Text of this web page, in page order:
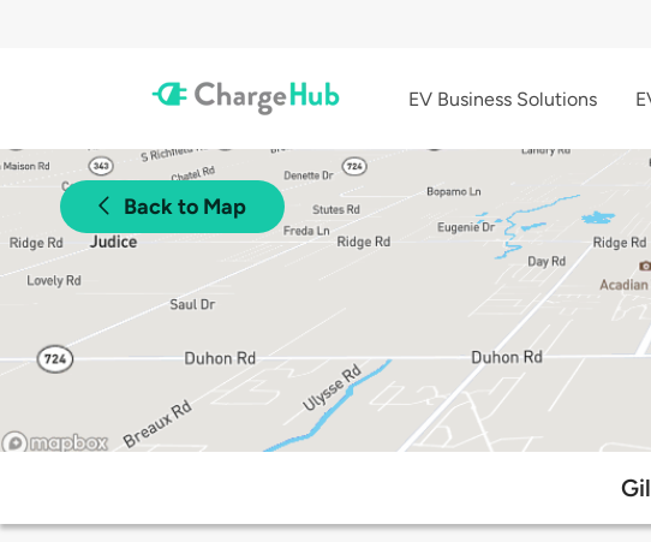
EV Business Solutions
Back to Map